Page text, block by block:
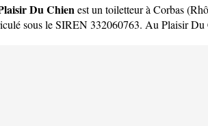
Du Chien est un toiletteur à Corbas(
sous le SIREN 332060763. Au Plaisir